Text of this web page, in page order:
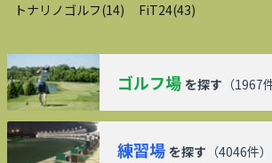
トナリノゴルフ(14) FiT24(43)
ゴルフ場 を探す （1967
練習場 を探す （4046件）